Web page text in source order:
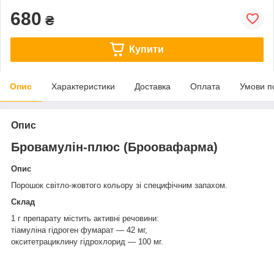
680 ₴
Купити
Опис Характеристики Доставка Оплата Умови
Опис
Бровамулін-плюс (Броовафарма)
Опис
Порошок світло-жовтого кольору зі специфічним запахом.
Склад
1 г препарату містить активні речовини:
тіамуліна гідроген фумарат — 42 мг,
окситетрациклину гідрохлорид — 100 мг.